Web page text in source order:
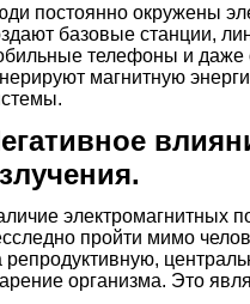
постоянно окружены
базовые станции,
телефоны и даже
магнитную
электромагнитных
пройти мимо
репродуктивную,
организма. Это